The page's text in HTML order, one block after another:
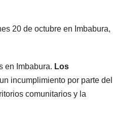
20 de octubre en Imbabura,
en Imbabura. Los
incumplimiento por parte del
comunitarios y la